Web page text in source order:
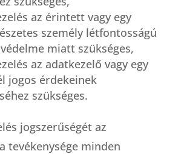
az érintett vagy egy
személy létfontosságú
miatt szükséges,
az adatkezelő vagy egy
jogos érdekeinek
szükséges.
jogszerűségét az
tevékenysége minden